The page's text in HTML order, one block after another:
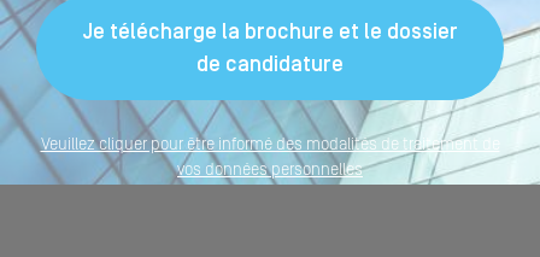
Veuillez cliquer pour être informé des modalités de traitement de
vos données personnelles